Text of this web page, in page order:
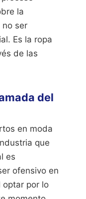
la
no ser
Es la ropa
de las
del
en moda
que
es
ofensivo en
optar por lo